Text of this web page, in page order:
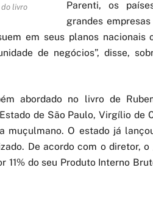
do livro
Parenti, os
grandes
em seus planos nacionais
de negócios”, disse,
abordado no livro de
de São Paulo, Virgílio de
O estado já
De acordo com o diretor,
11% do seu Produto Interno